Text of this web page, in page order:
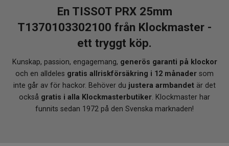
Med sin slimmade boett på endast 9,05 mm och en
på handleden. Perfekt för dig som söker en mindre, lätt
och bekväm klocka med lyxig känsla.
Varför handla hos Klockmaster?
När du köper din Tissot PRX 25mm hos Klockmaster
handlar du tryggt hos en auktoriserad återförsäljare. Du
får alltid en äkta klocka direkt från tillverkaren, komplett
med internationell garanti.
En TISSOT PRX 25mm
T1370103302100 från Klockmaster -
ett tryggt köp.
Kunskap, passion, engagemang, generös garanti på klockor
och en alldeles gratis allriskförsäkring i 12 månader som
inte går av för hackor. Behöver du justera armbandet är det
också gratis i alla Klockmasterbutiker. Klockmaster har
funnits sedan 1972 på den Svenska marknaden!